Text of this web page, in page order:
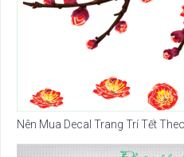
Nên Mua Decal Trang Trí Tết